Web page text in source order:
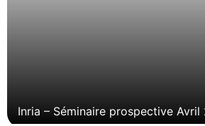
Inria – Séminaire prospective Avril